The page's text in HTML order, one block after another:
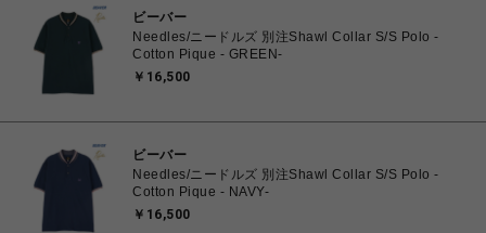
ビーバー
Needles/ニードルズ 別注Shawl Collar S/S Polo -
Cotton Pique - GREEN-
￥16,500
ビーバー
Needles/ニードルズ 別注Shawl Collar S/S Polo -
Cotton Pique - NAVY-
￥16,500